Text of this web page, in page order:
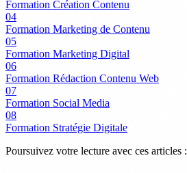
Formation Création Contenu
04
Formation Marketing de Contenu
05
Formation Marketing Digital
06
Formation Rédaction Contenu Web
07
Formation Social Media
08
Formation Stratégie Digitale
Poursuivez votre lecture avec ces articles :